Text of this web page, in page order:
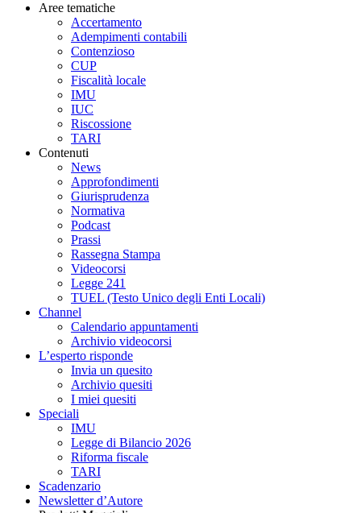
Aree tematiche
Accertamento
Adempimenti contabili
Contenzioso
CUP
Fiscalità locale
IMU
IUC
Riscossione
TARI
Contenuti
News
Approfondimenti
Giurisprudenza
Normativa
Podcast
Prassi
Rassegna Stampa
Videocorsi
Legge 241
TUEL (Testo Unico degli Enti Locali)
Channel
Calendario appuntamenti
Archivio videocorsi
L’esperto risponde
Invia un quesito
Archivio quesiti
I miei quesiti
Speciali
IMU
Legge di Bilancio 2026
Riforma fiscale
TARI
Scadenzario
Newsletter d’Autore